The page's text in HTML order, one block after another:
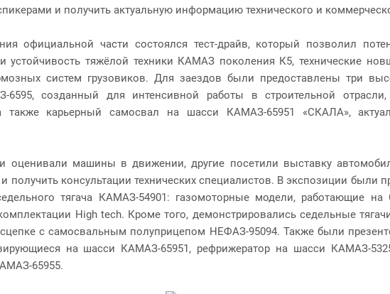
и получить актуальную информацию технического и
официальной части состоялся тест-драйв, который позволил
устойчивость тяжёлой техники КАМАЗ поколения К5, технические
систем грузовиков. Для заездов были предоставлены три
созданный для интенсивной работы в строительной отрасли,
также карьерный самосвал на шасси КАМАЗ-65951 «СКАЛА»,
оценивали машины в движении, другие посетили выставку
и получить консультации технических специалистов. В экспозиции были
тягача КАМАЗ-54901: газомоторные модели, работающие
High tech. Кроме того, демонстрировались седельные
с самосвальным полуприцепом НЕФАЗ-95094. Также были
на шасси КАМАЗ-65951, рефрижератор на шасси КАМАЗ-
65955.